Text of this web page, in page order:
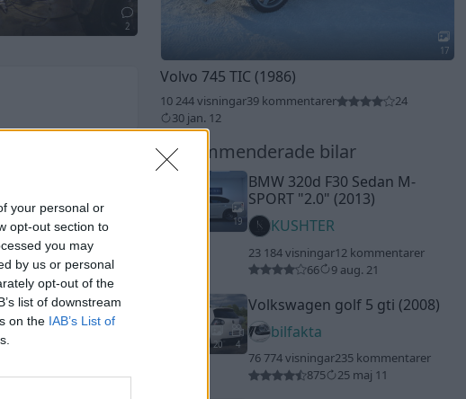
your personal or
opt-out section to
you may
by us or personal
opt-out of the
list of downstream
on the IAB’s List of
2
17
Volvo 745 TIC (1986)
10 244 visningar39 kommentarer
24
30 jan. 12
Rekommenderade bilar
19
BMW 320d F30 Sedan M-
SPORT "2.0" (2013)
KUSHTER
23 184 visningar12 kommentarer
66
9 aug. 21
20 4
Volkswagen golf 5 gti (2008)
bilfakta
76 774 visningar235 kommentarer
875
25 maj 11